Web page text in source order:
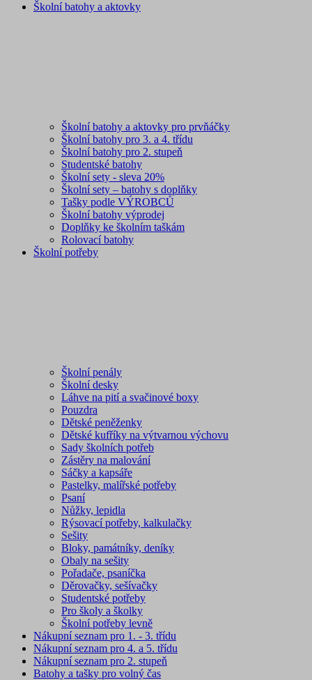
Školní batohy a aktovky
Školní batohy a aktovky pro prvňáčky
Školní batohy pro 3. a 4. třídu
Školní batohy pro 2. stupeň
Studentské batohy
Školní sety - sleva 20%
Školní sety – batohy s doplňky
Tašky podle VÝROBCŮ
Školní batohy výprodej
Doplňky ke školním taškám
Rolovací batohy
Školní potřeby
Školní penály
Školní desky
Láhve na pití a svačinové boxy
Pouzdra
Dětské peněženky
Dětské kufříky na výtvarnou výchovu
Sady školních potřeb
Zástěry na malování
Sáčky a kapsáře
Pastelky, malířské potřeby
Psaní
Nůžky, lepidla
Rýsovací potřeby, kalkulačky
Sešity
Bloky, památníky, deníky
Obaly na sešity
Pořadače, psaníčka
Děrovačky, sešívačky
Studentské potřeby
Pro školy a školky
Školní potřeby levně
Nákupní seznam pro 1. - 3. třídu
Nákupní seznam pro 4. a 5. třídu
Nákupní seznam pro 2. stupeň
Batohy a tašky pro volný čas